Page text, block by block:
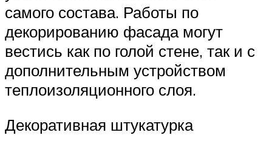
самого состава. Работы по
декорированию фасада могут
вестись как по голой стене, так и с
дополнительным устройством
теплоизоляционного слоя.
Декоративная штукатурка